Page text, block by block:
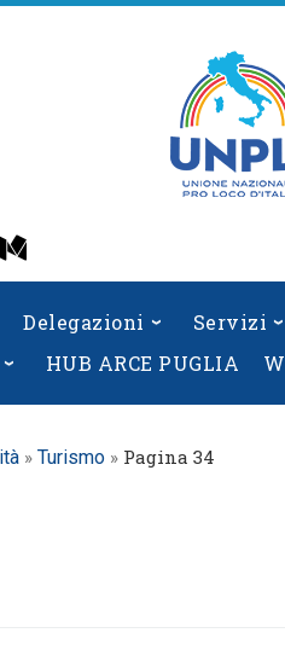
square
twitter-square
fa-youtube
Delegazioni Servizi
HUB ARCE PUGLIA
» Turismo » Pagina 34